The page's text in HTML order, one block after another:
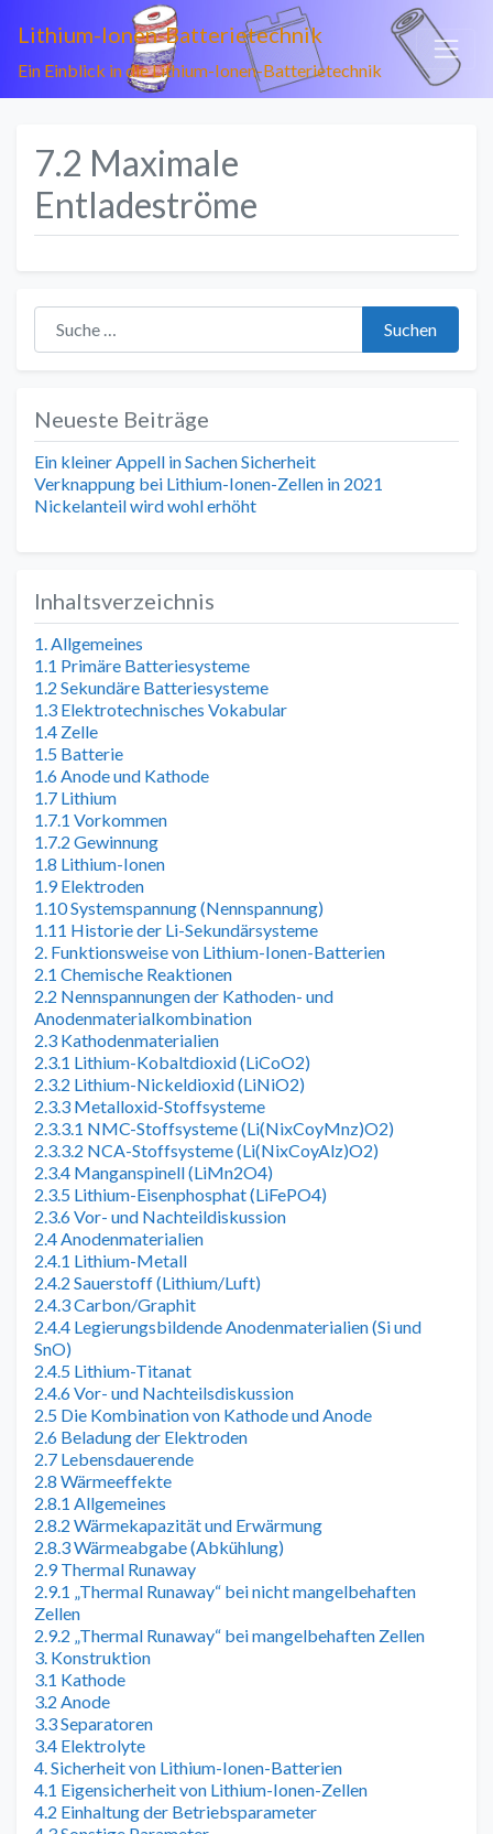
Lithium-Ionen-Batterietechnik
Ein Einblick in die Lithium-Ionen-Batterietechnik
7.2 Maximale
Entladeströme
Suche nach:
Suchen
Neueste Beiträge
Ein kleiner Appell in Sachen Sicherheit
Verknappung bei Lithium-Ionen-Zellen in 2021
Nickelanteil wird wohl erhöht
Inhaltsverzeichnis
1. Allgemeines
1.1 Primäre Batteriesysteme
1.2 Sekundäre Batteriesysteme
1.3 Elektrotechnisches Vokabular
1.4 Zelle
1.5 Batterie
1.6 Anode und Kathode
1.7 Lithium
1.7.1 Vorkommen
1.7.2 Gewinnung
1.8 Lithium-Ionen
1.9 Elektroden
1.10 Systemspannung (Nennspannung)
1.11 Historie der Li-Sekundärsysteme
2. Funktionsweise von Lithium-Ionen-Batterien
2.1 Chemische Reaktionen
2.2 Nennspannungen der Kathoden- und
Anodenmaterialkombination
2.3 Kathodenmaterialien
2.3.1 Lithium-Kobaltdioxid (LiCoO2)
2.3.2 Lithium-Nickeldioxid (LiNiO2)
2.3.3 Metalloxid-Stoffsysteme
2.3.3.1 NMC-Stoffsysteme (Li(NixCoyMnz)O2)
2.3.3.2 NCA-Stoffsysteme (Li(NixCoyAlz)O2)
2.3.4 Manganspinell (LiMn2O4)
2.3.5 Lithium-Eisenphosphat (LiFePO4)
2.3.6 Vor- und Nachteildiskussion
2.4 Anodenmaterialien
2.4.1 Lithium-Metall
2.4.2 Sauerstoff (Lithium/Luft)
2.4.3 Carbon/Graphit
2.4.4 Legierungsbildende Anodenmaterialien (Si und
SnO)
2.4.5 Lithium-Titanat
2.4.6 Vor- und Nachteilsdiskussion
2.5 Die Kombination von Kathode und Anode
2.6 Beladung der Elektroden
2.7 Lebensdauerende
2.8 Wärmeeffekte
2.8.1 Allgemeines
2.8.2 Wärmekapazität und Erwärmung
2.8.3 Wärmeabgabe (Abkühlung)
2.9 Thermal Runaway
2.9.1 „Thermal Runaway“ bei nicht mangelbehaften
Zellen
2.9.2 „Thermal Runaway“ bei mangelbehaften Zellen
3. Konstruktion
3.1 Kathode
3.2 Anode
3.3 Separatoren
3.4 Elektrolyte
4. Sicherheit von Lithium-Ionen-Batterien
4.1 Eigensicherheit von Lithium-Ionen-Zellen
4.2 Einhaltung der Betriebsparameter